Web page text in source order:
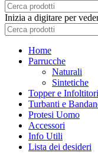
Inizia a digitare per
Home
Parrucche
Naturali
Sintetiche
Topper e Infoltitori
Turbanti e
Protesi Uomo
Accessori
Info Utili
Lista dei desideri